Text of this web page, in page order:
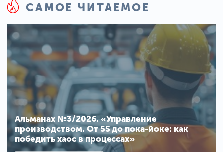
САМОЕ ЧИТАЕМОЕ
Альманах №3/2026. «Управление
производством. От 5S до пока-йоке: как
победить хаос в процессах»